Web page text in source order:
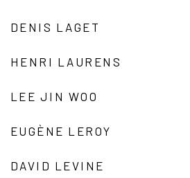
DENIS LAGET
HENRI LAURENS
LEE JIN WOO
EUGÈNE LEROY
DAVID LEVINE